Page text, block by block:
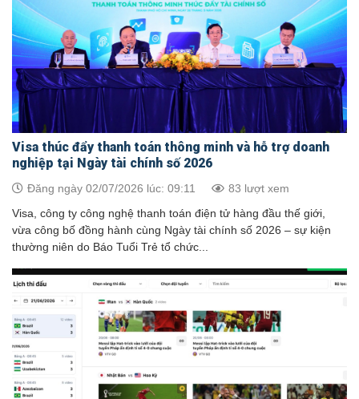
Visa thúc đẩy thanh toán thông minh và hỗ trợ doanh
nghiệp tại Ngày tài chính số 2026
Đăng ngày 02/07/2026 lúc: 09:11 83 lượt xem
Visa, công ty công nghệ thanh toán điện tử hàng đầu thế giới,
vừa công bố đồng hành cùng Ngày tài chính số 2026 – sự kiện
thường niên do Báo Tuổi Trẻ tổ chức...